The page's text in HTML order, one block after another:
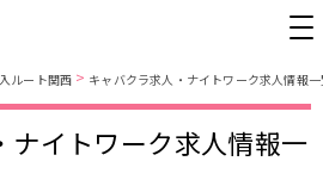
ルート関西 > キャバクラ求人・ナイトワーク求人情報
ナイトワーク求人情報一